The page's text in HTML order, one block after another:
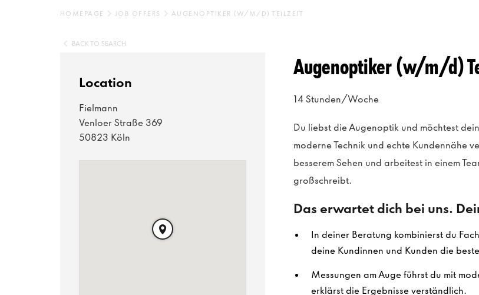
HOMEPAGE JOB OFFERS AUGENOPTIKER (W/M/D) TEILZEIT
BACK TO SEARCH
Augenoptiker (w/m/d)
14 Stunden/Woche
Du liebst die Augenoptik und möchtest
moderne Technik und echte Kundennähe
besserem Sehen und arbeitest in einem
großschreibt.
Das erwartet dich bei uns.
In deiner Beratung kombinierst du
deine Kundinnen und Kunden die
Messungen am Auge führst du mit
erklärst die Ergebnisse verständlich.
Location
Fielmann
Venloer Straße 369
50823 Köln